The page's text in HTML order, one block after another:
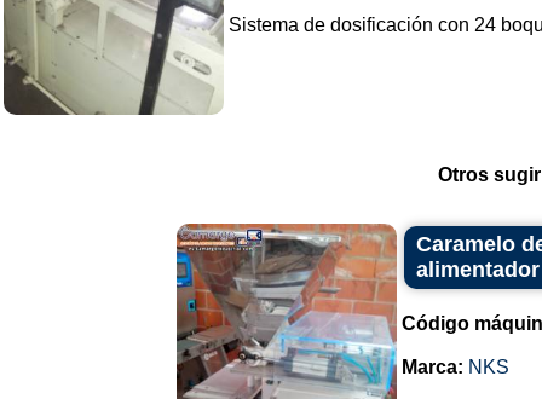
Sistema de dosificación con 24
Otros
Caramelo
Código
Marca: NKS